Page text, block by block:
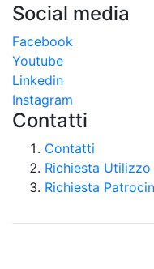
Social media
Facebook
Youtube
Linkedin
Instagram
Contatti
Contatti
Richiesta
Richiesta